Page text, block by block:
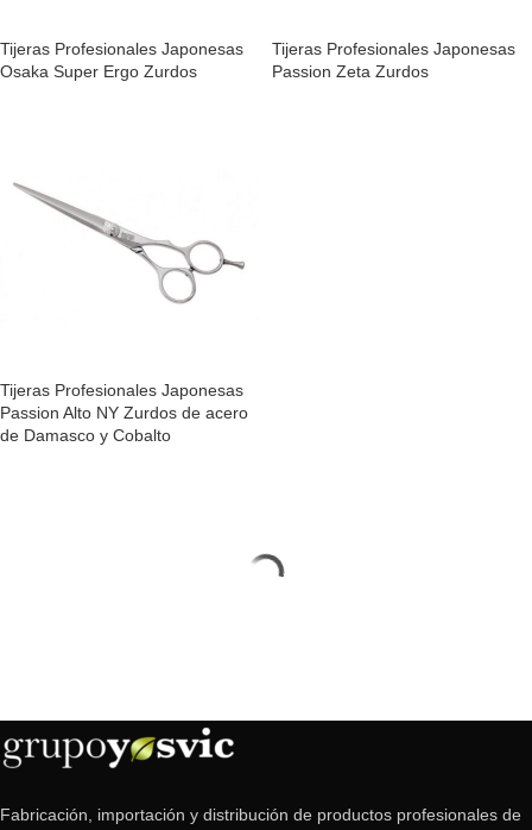
Tijeras Profesionales Japonesas
Osaka Super Ergo Zurdos
Tijeras Profesionales Japonesas
Passion Zeta Zurdos
Tijeras Profesionales Japonesas
Passion Alto NY Zurdos de acero
de Damasco y Cobalto
Fabricación, importación y distribución de productos profesionales de